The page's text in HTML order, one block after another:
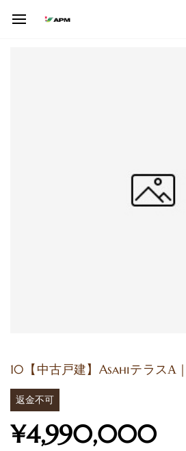
main
10【中古戸建】Asahiテラスα
返金不可
¥4,990,000